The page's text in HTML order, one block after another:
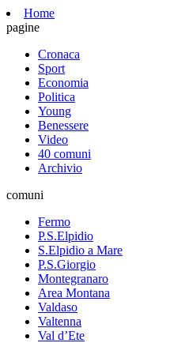
Home
pagine
Cronaca
Sport
Economia
Politica
Young
Benessere
Video
40 comuni
Archivio
comuni
Fermo
P.S.Elpidio
S.Elpidio a Mare
P.S.Giorgio
Montegranaro
Area Montana
Valdaso
Valtenna
Val d’Ete